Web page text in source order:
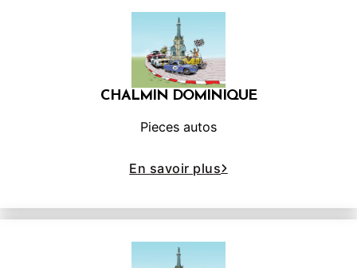
CHALMIN DOMINIQUE
Pieces autos
En savoir plus